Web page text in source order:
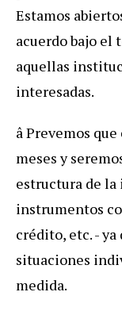
Estamos
acuerdo bajo el
aquellas
interesadas.
â Prevemos
meses y
estructura de
instrumentos
crédito, etc. - ya
situaciones
medida.